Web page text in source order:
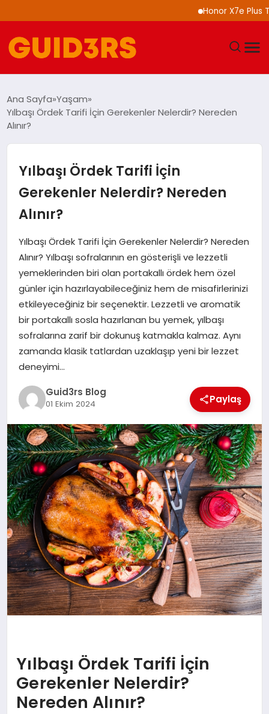
Honor X7e Plus
YAŞAM
SAĞLIK
EKONOMI
MAGAZIN
EĞITIM
Ana Sayfa Yaşam
Yılbaşı Ördek Tarifi İçin Gerekenler Nelerdir? Nereden
Alınır?
Yılbaşı Ördek Tarifi İçin
Gerekenler Nelerdir? Nereden
Alınır?
Yılbaşı Ördek Tarifi İçin Gerekenler Nelerdir? Nereden
Alınır? Yılbaşı sofralarının en gösterişli ve lezzetli
yemeklerinden biri olan portakallı ördek hem özel
günler için hazırlayabileceğiniz hem de misafirlerinizi
etkileyeceğiniz bir seçenektir. Lezzetli ve aromatik
bir portakallı sosla hazırlanan bu yemek, yılbaşı
sofralarına zarif bir dokunuş katmakla kalmaz. Aynı
zamanda klasik tatlardan uzaklaşıp yeni bir lezzet
deneyimi…
Guid3rs Blog
01 Ekim 2024 Paylaş
Yılbaşı Ördek Tarifi İçin
Gerekenler Nelerdir?
Nereden Alınır?